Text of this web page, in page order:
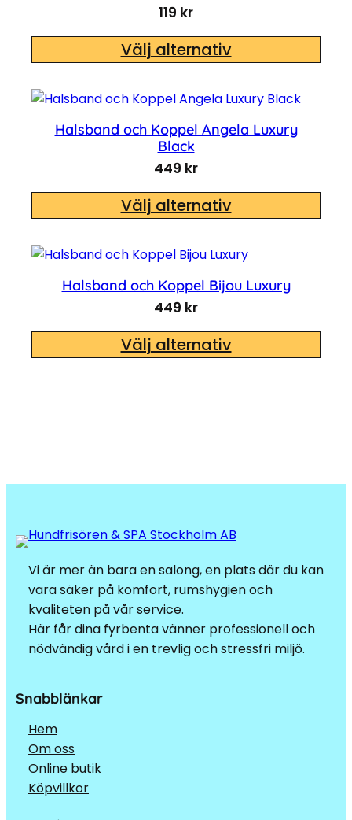
119 kr
Välj alternativ
Halsband och Koppel Angela Luxury
Black
449 kr
Välj alternativ
Halsband och Koppel Bijou Luxury
449 kr
Välj alternativ
Vi är mer än bara en salong, en plats där du kan
vara säker på komfort, rumshygien och
kvaliteten på vår service.
Här får dina fyrbenta vänner professionell och
nödvändig vård i en trevlig och stressfri miljö.
Snabblänkar
Hem
Om oss
Online butik
Köpvillkor